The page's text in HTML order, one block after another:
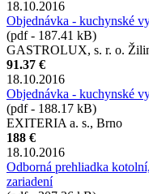
18.10.2016
Objednávka - kuchynské
(pdf - 187.41 kB)
GASTROLUX, s. r. o.
91.37 €
18.10.2016
Objednávka - kuchynské
(pdf - 188.17 kB)
EXITERIA a. s., Brno
188 €
18.10.2016
Odborná prehliadka
zariadení